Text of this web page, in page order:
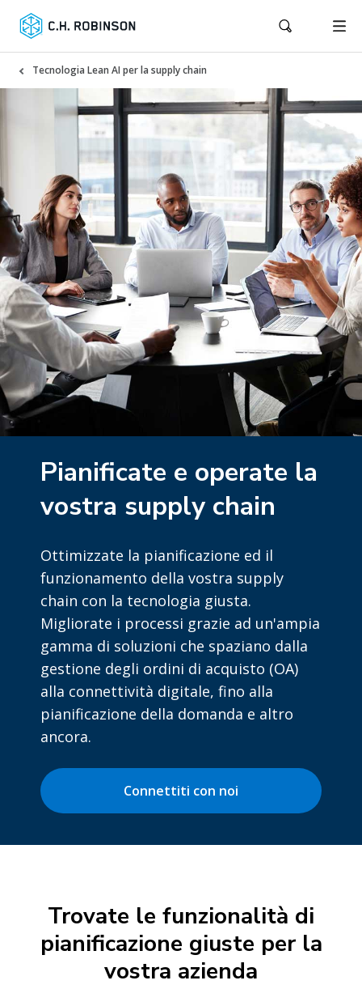
Tecnologia Lean AI per la supply chain
Pianificate e operate la
vostra supply chain
Ottimizzate la pianificazione ed il
funzionamento della vostra supply
chain con la tecnologia giusta.
Migliorate i processi grazie ad un'ampia
gamma di soluzioni che spaziano dalla
gestione degli ordini di acquisto (OA)
alla connettività digitale, fino alla
pianificazione della domanda e altro
ancora.
Connettiti con noi
Trovate le funzionalità di
pianificazione giuste per la
vostra azienda